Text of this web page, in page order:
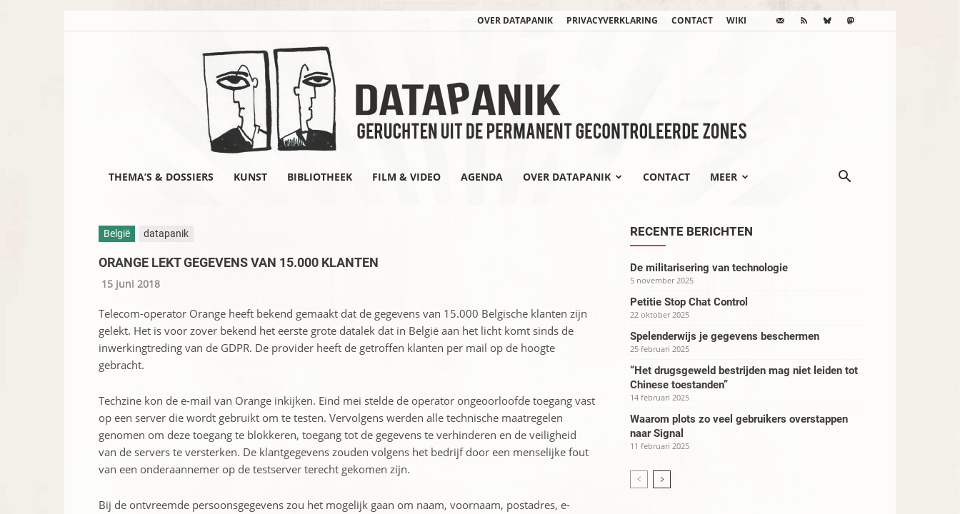
OVER DATAPANIK PRIVACYVERKLARING CONTACT WIKI
THEMA’S & DOSSIERS KUNST BIBLIOTHEEK FILM & VIDEO AGENDA OVER DATAPANIK CONTACT MEER
België datapanik
ORANGE LEKT GEGEVENS VAN 15.000 KLANTEN
15 juni 2018
Telecom-operator Orange heeft bekend gemaakt dat de gegevens van 15.000 Belgische klanten zijn
gelekt. Het is voor zover bekend het eerste grote datalek dat in België aan het licht komt sinds de
inwerkingtreding van de GDPR. De provider heeft de getroffen klanten per mail op de hoogte
gebracht.
Techzine kon de e-mail van Orange inkijken. Eind mei stelde de operator ongeoorloofde toegang vast
op een server die wordt gebruikt om te testen. Vervolgens werden alle technische maatregelen
genomen om deze toegang te blokkeren, toegang tot de gegevens te verhinderen en de veiligheid
van de servers te versterken. De klantgegevens zouden volgens het bedrijf door een menselijke fout
van een onderaannemer op de testserver terecht gekomen zijn.
Bij de ontvreemde persoonsgegevens zou het mogelijk gaan om naam, voornaam, postadres, e-
RECENTE BERICHTEN
De militarisering van technologie
5 november 2025
Petitie Stop Chat Control
22 oktober 2025
Spelenderwijs je gegevens beschermen
25 februari 2025
“Het drugsgeweld bestrijden mag niet leiden tot
Chinese toestanden”
14 februari 2025
Waarom plots zo veel gebruikers overstappen
naar Signal
11 februari 2025